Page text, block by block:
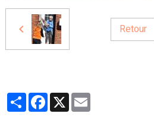
Retour
PartagerFacebook
X